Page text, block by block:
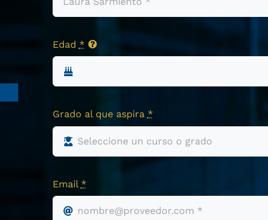
Edad *
Grado al que aspira *
Email *